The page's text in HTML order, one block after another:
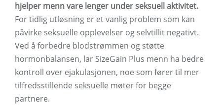
hjelper menn vare lenger under seksuell aktivitet.
For tidlig utløsning er et vanlig problem som kan
påvirke seksuelle opplevelser og selvtillit negativt.
Ved å forbedre blodstrømmen og støtte
hormonbalansen, lar SizeGain Plus menn ha bedre
kontroll over ejakulasjonen, noe som fører til mer
tilfredsstillende seksuelle møter for begge
partnere.